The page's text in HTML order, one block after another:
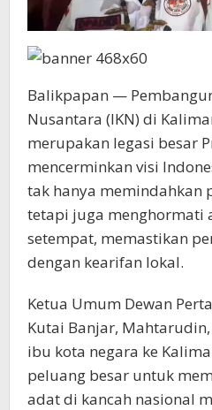
Balikpapan —
Nusantara (IKN) di
merupakan legasi besar
mencerminkan visi
tak hanya memindahkan
tetapi juga menghormati
setempat, memastikan
dengan kearifan lokal.
Ketua Umum Dewan
Kutai Banjar,
ibu kota negara ke
peluang besar untuk
adat di kancah nasional